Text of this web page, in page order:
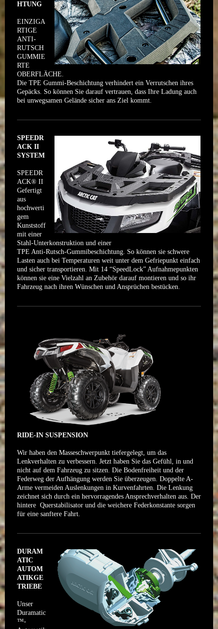
HTUNG
EINZIGA
RTIGE
ANTI-
RUTSCH
GUMMIE
RTE
OBERFLÄCHE.
Die TPE Gummi-Beschichtung verhindert ein Verrutschen ihres
Gepäcks. So können Sie darauf vertrauen, dass Ihre Ladung auch
bei unwegsamen Gelände sicher ans Ziel kommt.
SPEEDR
ACK II
SYSTEM
SPEEDR
ACK® II
Gefertigt
aus
hochwerti
gem
Kunststoff
mit einer
Stahl-Unterkonstruktion und einer
TPE Anti-Rutsch-Gummibeschichtung. So können sie schwere
Lasten auch bei Temperaturen weit unter dem Gefriepunkt einfach
und sicher transportieren. Mit 14 “SpeedLock” Aufnahmepunkten
können sie eine Vielzahl an Zubehör darauf montieren und so ihr
Fahrzeug nach ihren Wünschen und Ansprüchen bestücken.
RIDE-IN SUSPENSION
Wir haben den Masseschwerpunkt tiefergelegt, um das
Lenkverhalten zu verbessern. Jetzt haben Sie das Gefühl, in und
nicht auf dem Fahrzeug zu sitzen. Die Bodenfreiheit und der
Federweg der Aufhängung werden Sie überzeugen. Doppelte A-
Arme vermeiden Auslenkungen in Kurvenfahrten. Die Lenkung
zeichnet sich durch ein hervorragendes Ansprechverhalten aus. Der
hintere Querstabilisator und die weichere Federkonstante sorgen
für eine sanftere Fahrt.
DURAM
ATIC
AUTOM
ATIKGE
TRIEBE
Unser
Duramatic
™-